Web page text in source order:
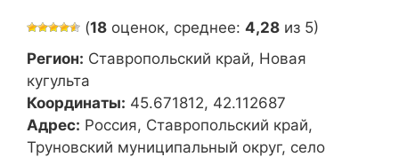
(18 оценок, среднее: 4,28 из 5)
Регион: Ставропольский край, Новая
кугульта
Координаты: 45.671812, 42.112687
Адрес: Россия, Ставропольский край,
Труновский муниципальный округ, село